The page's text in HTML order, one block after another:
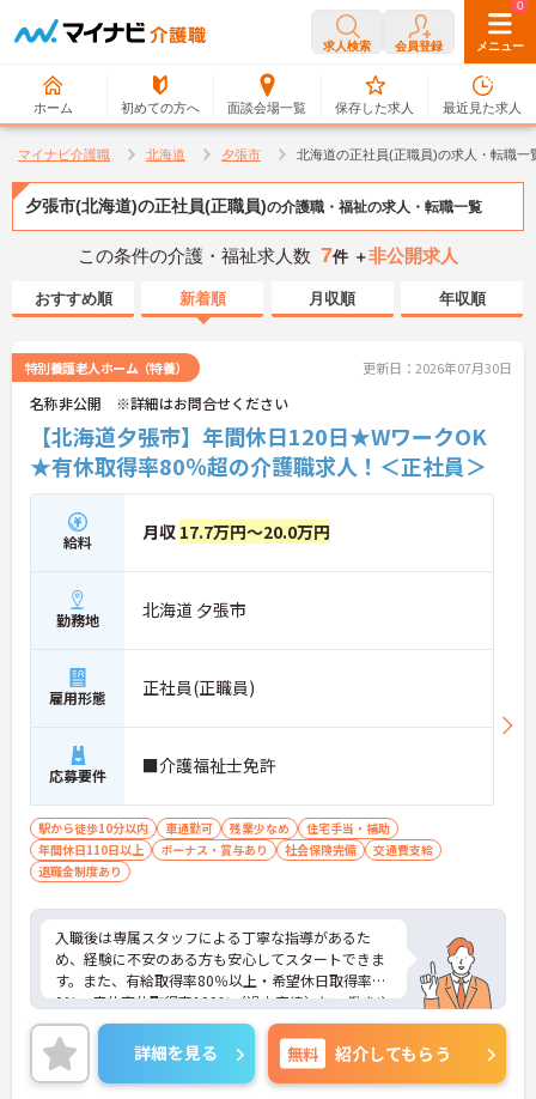
求人検索 会員登録 メニュー
ホーム 初めての方へ 面談会場一覧
0
保存した求人
0
最近見た求人
マイナビ介護職 北海道 夕張市 北海道の正社員(正職員)の求人・転職一
夕張市(北海道)の正社員(正職員)の介護職・福祉の求人・転職一覧
この条件の介護・福祉求人数 7件 ＋非公開求人
おすすめ順 新着順 月収順 年収順
特別養護老人ホーム（特養） 更新日：2026年07月30日
名称非公開 ※詳細はお問合せください
【北海道夕張市】年間休日120日★WワークOK
★有休取得率80％超の介護職求人！＜正社員＞
給料 月収 17.7万円～20.0万円
勤務地 北海道 夕張市
雇用形態 正社員(正職員)
応募要件 ■介護福祉士免許
駅から徒歩10分以内 車通勤可 残業少なめ
住宅手当・補助
年間休日110日以上
ボーナス・賞与あり 社会保険完備
交通費支給
退職金制度あり
入職後は専属スタッフによる丁寧な指導があるた
め、経験に不安のある方も安心してスタートできま
す。また、有給取得率80％以上・希望休日取得率10
0％・産休育休取得率100％（過去実績）と、働きや
すい環境づくりにも力を入れています。資格取得支
援や各種研修制度など成長を後押しする制度も充
実！長く安定して働きながら、介護の専門性を高め
ていきたい方におすすめの法人です。
詳細を見る 無料 紹介してもらう